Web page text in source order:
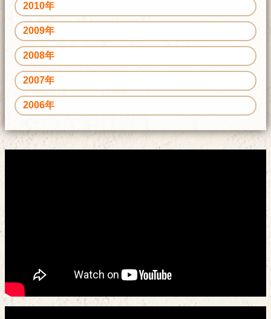
2010年
2009年
2008年
2007年
2006年